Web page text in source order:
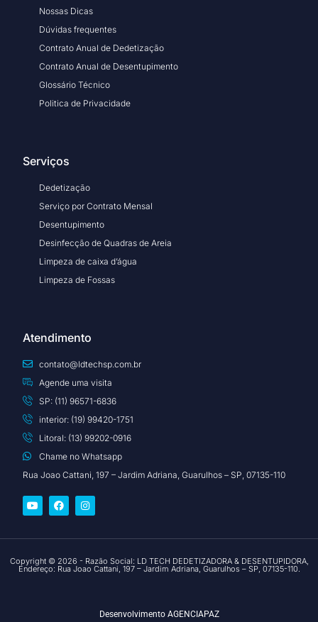
Nossas Dicas
Dúvidas frequentes
Contrato Anual de Dedetização
Contrato Anual de Desentupimento
Glossário Técnico
Politica de Privacidade
Serviços
Dedetização
Serviço por Contrato Mensal
Desentupimento
Desinfecção de Quadras de Areia
Limpeza de caixa d’água
Limpeza de Fossas
Atendimento
contato@ldtechsp.com.br
Agende uma visita
SP: (11) 96571-6836
interior: (19) 99420-1751
Litoral: (13) 99202-0916
Chame no Whatsapp
Rua Joao Cattani, 197 – Jardim Adriana, Guarulhos – SP, 07135-110
Copyright © 2026 - Razão Social: LD TECH DEDETIZADORA & DESENTUPIDORA,
Endereço: Rua Joao Cattani, 197 – Jardim Adriana, Guarulhos – SP, 07135-110.
Desenvolvimento AGENCIAPAZ